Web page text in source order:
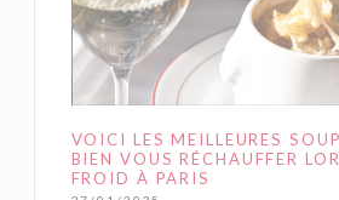
VOICI LES MEILLEURES
BIEN VOUS RÉCHAUFFER
FROID À PARIS